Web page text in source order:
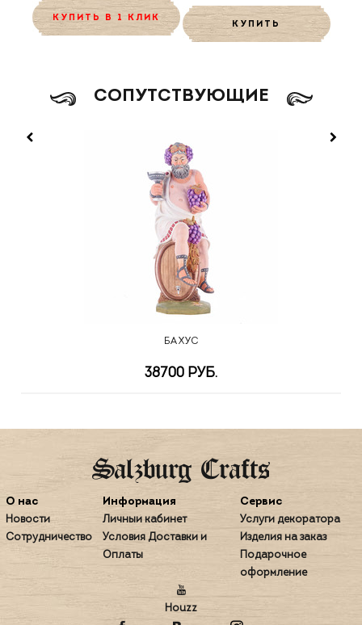
КУПИТЬ В 1 КЛИК
КУПИТЬ
CОПУТСТВУЮЩИЕ
БАХУС
38700 РУБ.
О нас
Новости
Сотрудничество
Информация
Личный кабинет
Условия Доставки и
Оплаты
Сервис
Услуги декоратора
Изделия на заказ
Подарочное
оформление
Houzz